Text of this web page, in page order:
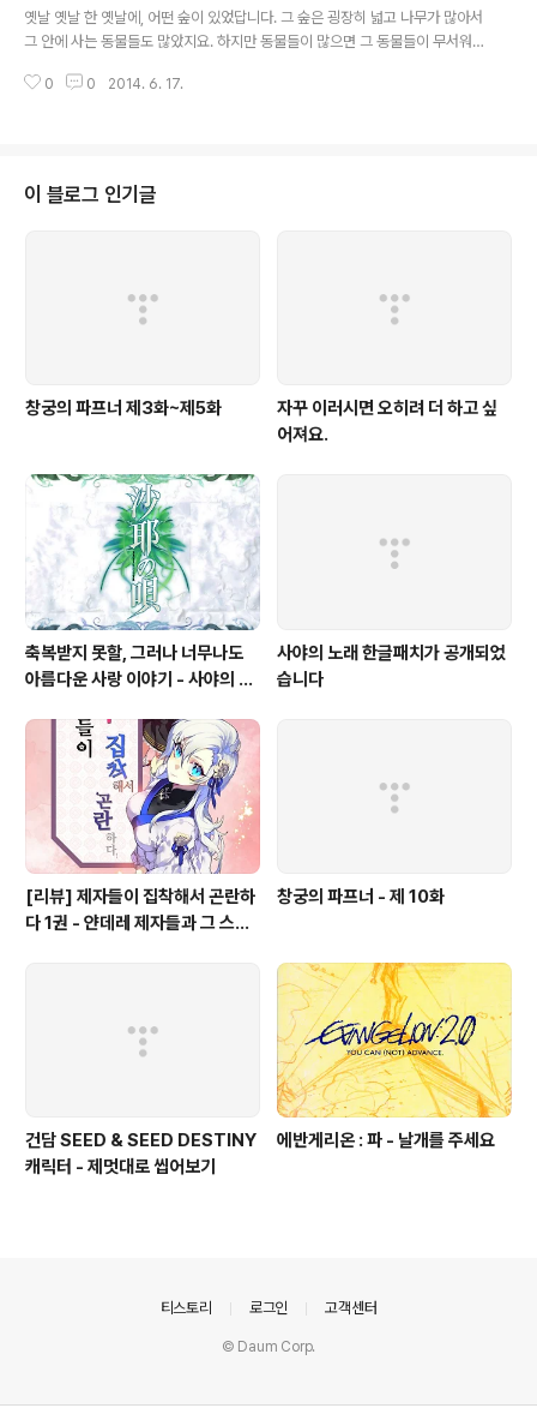
를 보거나 듣게 되고 있다. 오늘 아침에는 곳곳에 자동차들이 짜부라져 있더라.
...대체 뭐냐고. 뭔가 이상한 기분이 드는 모씨 @..
옛날 옛날 한 옛날에, 어떤 숲이 있었답니다. 그 숲은 굉장히 넓고 나무가 많아서
그 안에 사는 동물들도 많았지요. 하지만 동물들이 많으면 그 동물들이 무서워
도 크고 힘도 세고 목소리도 크고 밥도 많이 먹는(?) 곰과 호랑이는, 모든 면에서
이는 둘도 없는 친구 사이랍니다. 어느 정도냐 하면, 둘 중 하나가 며칠 동안 굶
고 있으면 다른 하나가 먹을 걸 갖고 가서 나눠주기까지 할 정도였어요. 그러면
0 0 2014. 6. 17.
이 블로그 인기글
창궁의 파프너 제3화~제5화
자꾸 이러시면 오히려 더 하고 싶
어져요.
축복받지 못할, 그러나 너무나도
아름다운 사랑 이야기 - 사야의 노
사야의 노래 한글패치가 공개되었
습니다
[리뷰] 제자들이 집착해서 곤란하
다 1권 - 얀데레 제자들과 그 스승
창궁의 파프너 - 제 10화
건담 SEED & SEED DESTINY
캐릭터 - 제멋대로 씹어보기
에반게리온 : 파 - 날개를 주세요
티스토리 로그인 고객센터
© Daum Corp.